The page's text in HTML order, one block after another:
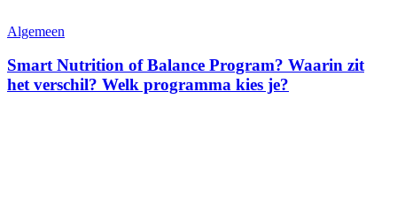
Algemeen
Smart Nutrition of Balance Program? Waarin zit
het verschil? Welk programma kies je?